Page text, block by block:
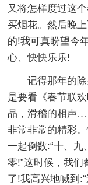
又将怎样度过这
买烟花。然后晚
的!我可真盼望今
心、快快乐乐!
记得那年的
是要看《春节联
品，滑稽的相声
非常非常的精彩
一起倒数:“十、九
零!”这时候，我
了!我高兴地喊到